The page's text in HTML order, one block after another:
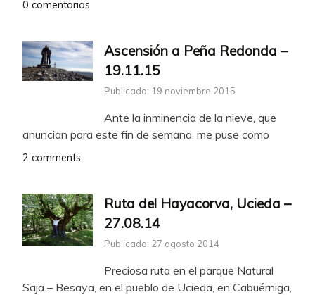
0 comentarios
Ascensión a Peña Redonda –
19.11.15
Publicado: 19 noviembre 2015
Ante la inminencia de la nieve, que
anuncian para este fin de semana, me puse como
2 comments
Ruta del Hayacorva, Ucieda –
27.08.14
Publicado: 27 agosto 2014
Preciosa ruta en el parque Natural
Saja – Besaya, en el pueblo de Ucieda, en Cabuérniga,